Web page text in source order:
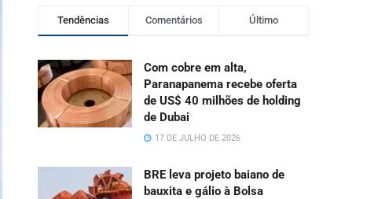
Tendências Comentários Último
Com cobre em alta,
Paranapanema recebe oferta
de US$ 40 milhões de holding
de Dubai
17 DE JULHO DE 2026
BRE leva projeto baiano de
bauxita e gálio à Bolsa